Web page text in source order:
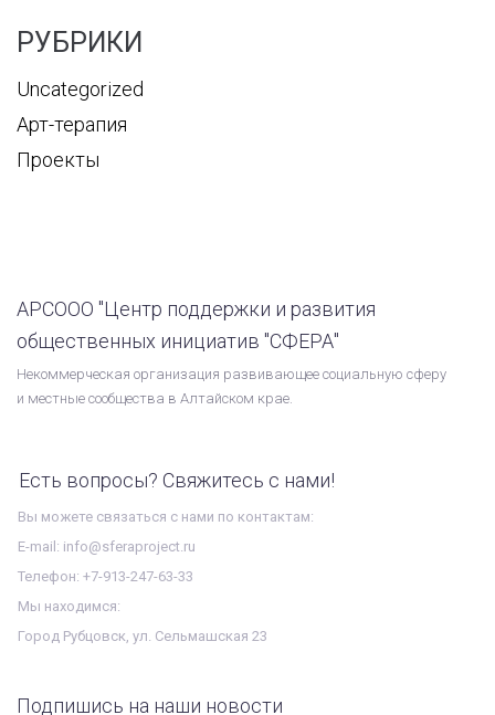
РУБРИКИ
Uncategorized
Арт-терапия
Проекты
АРСООО "Центр поддержки и развития
общественных инициатив "СФЕРА"
Некоммерческая организация развивающее социальную сферу
и местные сообщества в Алтайском крае.
Есть вопросы? Свяжитесь с нами!
Вы можете связаться с нами по контактам:
E-mail: info@sferaproject.ru
Телефон: +7-913-247-63-33
Мы находимся:
Город Рубцовск, ул. Сельмашская 23
Подпишись на наши новости